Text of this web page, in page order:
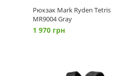
Рюкзак Mark Ryden Tetris
MR9004 Gray
1 970 грн